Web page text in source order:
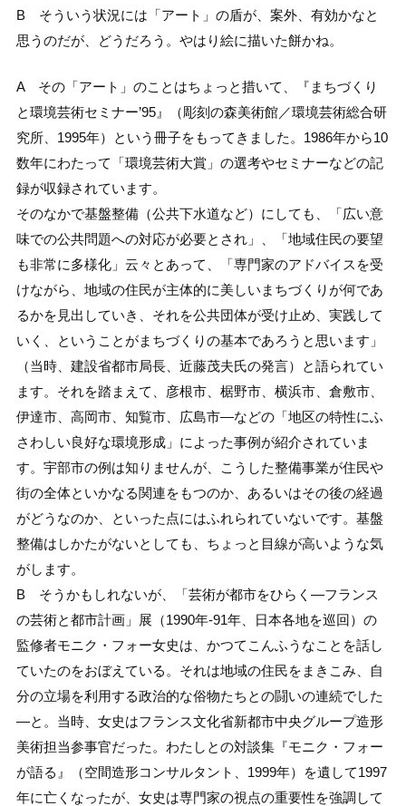
B そういう状況には「アート」の盾が、案外、有効かなと
思うのだが、どうだろう。やはり絵に描いた餅かね。
A その「アート」のことはちょっと措いて、『まちづくり
と環境芸術セミナー’95』（彫刻の森美術館／環境芸術総合研
究所、1995年）という冊子をもってきました。1986年から10
数年にわたって「環境芸術大賞」の選考やセミナーなどの記
録が収録されています。
そのなかで基盤整備（公共下水道など）にしても、「広い意
味での公共問題への対応が必要とされ」、「地域住民の要望
も非常に多様化」云々とあって、「専門家のアドバイスを受
けながら、地域の住民が主体的に美しいまちづくりが何であ
るかを見出していき、それを公共団体が受け止め、実践して
いく、ということがまちづくりの基本であろうと思います」
（当時、建設省都市局長、近藤茂夫氏の発言）と語られてい
ます。それを踏まえて、彦根市、椐野市、横浜市、倉敷市、
伊達市、高岡市、知覧市、広島市―などの「地区の特性にふ
さわしい良好な環境形成」によった事例が紹介されていま
す。宇部市の例は知りませんが、こうした整備事業が住民や
街の全体といかなる関連をもつのか、あるいはその後の経過
がどうなのか、といった点にはふれられていないです。基盤
整備はしかたがないとしても、ちょっと目線が高いような気
がします。
B そうかもしれないが、「芸術が都市をひらく―フランス
の芸術と都市計画」展（1990年-91年、日本各地を巡回）の
監修者モニク・フォー女史は、かつてこんふうなことを話し
ていたのをおぼえている。それは地域の住民をまきこみ、自
分の立場を利用する政治的な俗物たちとの闘いの連続でした
―と。当時、女史はフランス文化省新都市中央グループ造形
美術担当参事官だった。わたしとの対談集『モニク・フォー
が語る』（空間造形コンサルタント、1999年）を遺して1997
年に亡くなったが、女史は専門家の視点の重要性を強調して